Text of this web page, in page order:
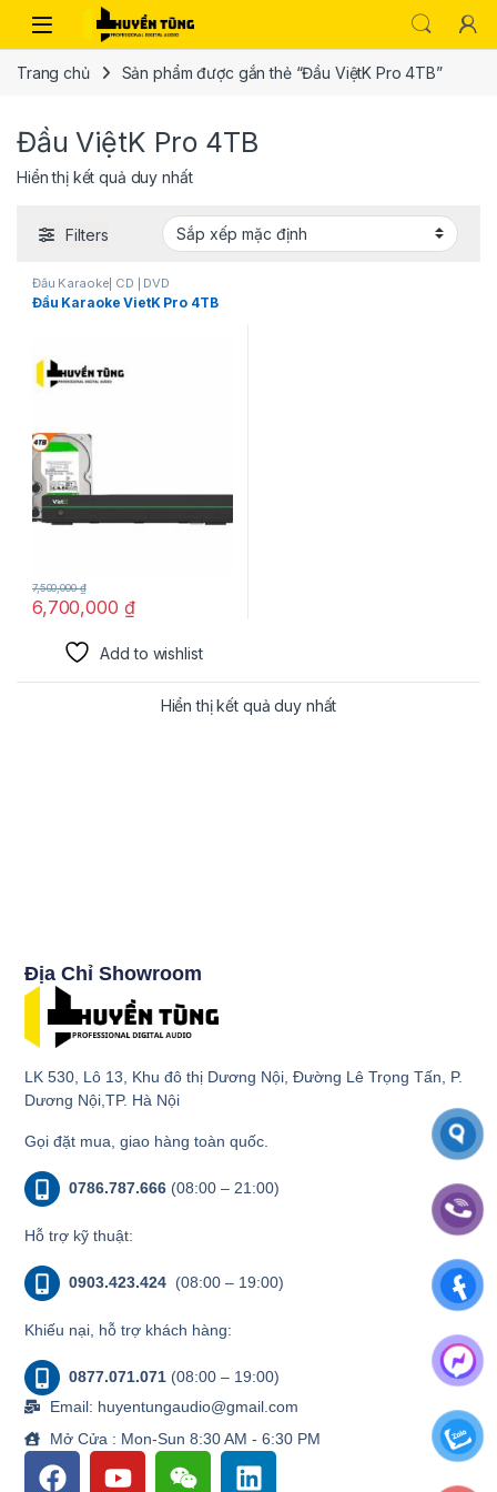
Trang chủ Sản phẩm được gắn thẻ “Đầu ViệtK Pro 4TB”
Đầu ViệtK Pro 4TB
Hiển thị kết quả duy nhất
Filters
Đầu Karaoke| CD | DVD
Đầu Karaoke VietK Pro 4TB
6,700,000 ₫
7,500,000₫
Add to wishlist
Hiển thị kết quả duy nhất
Địa Chỉ Showroom
LK 530, Lô 13, Khu đô thị Dương Nội, Đường Lê Trọng Tấn, P.
Dương Nội,TP. Hà Nội
Gọi đặt mua, giao hàng toàn quốc.
0786.787.666 (08:00 – 21:00)
Hỗ trợ kỹ thuật:
0903.423.424 (08:00 – 19:00)
Khiếu nại, hỗ trợ khách hàng:
0877.071.071 (08:00 – 19:00)
Email: huyentungaudio@gmail.com
Mở Cửa : Mon-Sun 8:30 AM - 6:30 PM